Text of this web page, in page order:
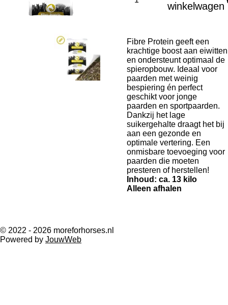
winkelwagen
Fibre Protein geeft een
krachtige boost aan eiwitten
en ondersteunt optimaal de
spieropbouw. Ideaal voor
paarden met weinig
bespiering én perfect
geschikt voor jonge
paarden en sportpaarden.
Dankzij het lage
suikergehalte draagt het bij
aan een gezonde en
optimale vertering. Een
onmisbare toevoeging voor
paarden die moeten
presteren of herstellen!
Inhoud: ca. 13 kilo
Alleen afhalen
© 2022 - 2026 moreforhorses.nl
Powered by JouwWeb